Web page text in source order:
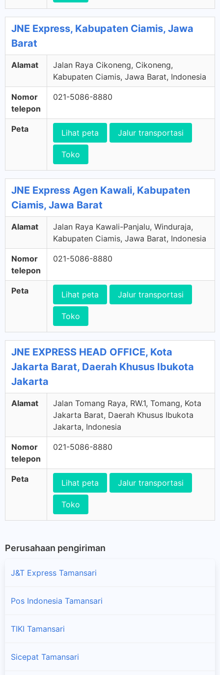
JNE Express, Kabupaten Ciamis, Jawa
Barat
Alamat
Jalan Raya Cikoneng, Cikoneng,
Kabupaten Ciamis, Jawa Barat, Indonesia
Nomor
telepon
021-5086-8880
Peta Lihat peta Jalur transportasi
Toko
JNE Express Agen Kawali, Kabupaten
Ciamis, Jawa Barat
Alamat
Jalan Raya Kawali-Panjalu, Winduraja,
Kabupaten Ciamis, Jawa Barat, Indonesia
Nomor
telepon
021-5086-8880
Peta Lihat peta Jalur transportasi
Toko
JNE EXPRESS HEAD OFFICE, Kota
Jakarta Barat, Daerah Khusus Ibukota
Jakarta
Alamat
Jalan Tomang Raya, RW.1, Tomang, Kota
Jakarta Barat, Daerah Khusus Ibukota
Jakarta, Indonesia
Nomor
telepon
021-5086-8880
Peta Lihat peta Jalur transportasi
Toko
Perusahaan pengiriman
J&T Express Tamansari
Pos Indonesia Tamansari
TIKI Tamansari
Sicepat Tamansari